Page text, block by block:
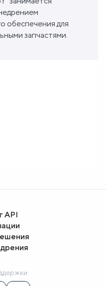
обеспечения для
запчастями.
API